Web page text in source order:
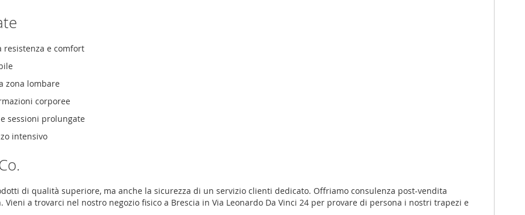
e comfort
zona lombare
corporee
sessioni prolungate
intensivo
di qualità superiore, ma anche la sicurezza di un servizio clienti dedicato. Offriamo consulenza post-vendita
a trovarci nel nostro negozio fisico a Brescia in Via Leonardo Da Vinci 24 per provare di persona i nostri trapezi e